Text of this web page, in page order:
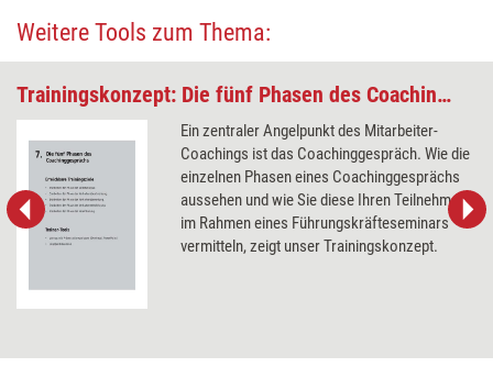
Weitere Tools zum Thema:
Trainingskonzept: Die fünf Phasen des Coachinggesprächs
Ein zentraler Angelpunkt des Mitarbeiter-
Coachings ist das Coachinggespräch. Wie die
einzelnen Phasen eines Coachinggesprächs
aussehen und wie Sie diese Ihren Teilnehmern
im Rahmen eines Führungskräfteseminars
vermitteln, zeigt unser Trainingskonzept.